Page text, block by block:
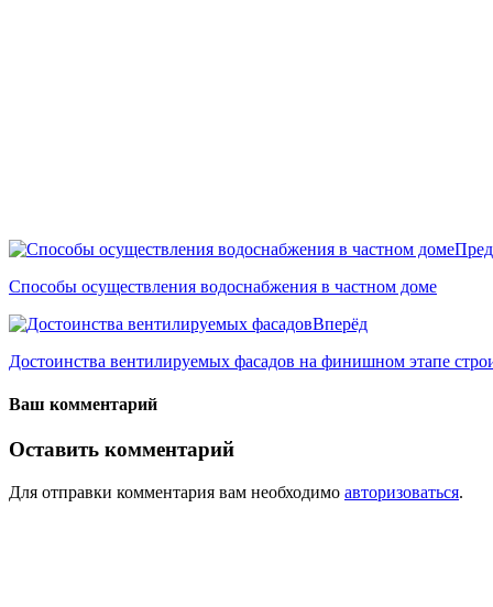
Способы осуществления водоснабжения в частном доме
Вперёд
Достоинства вентилируемых фасадов на финишном этапе
Ваш комментарий
Оставить комментарий
Для отправки комментария вам необходимо авторизоваться.